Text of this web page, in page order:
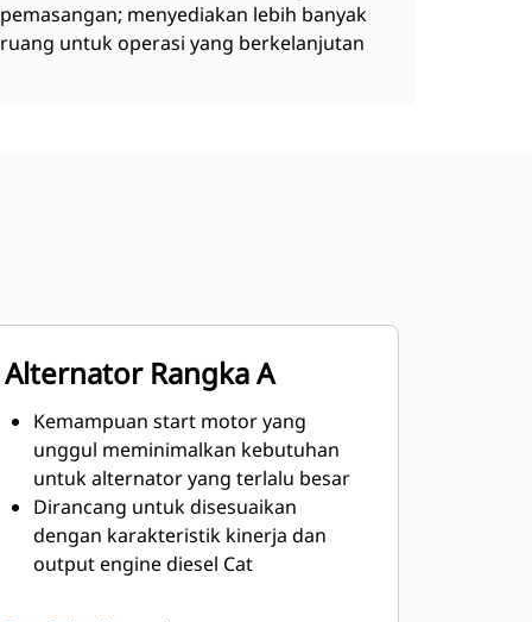
pemasangan; menyediakan lebih banyak
ruang untuk operasi yang berkelanjutan
Alternator Rangka A
Kemampuan start motor yang
unggul meminimalkan kebutuhan
untuk alternator yang terlalu besar
Dirancang untuk disesuaikan
dengan karakteristik kinerja dan
output engine diesel Cat